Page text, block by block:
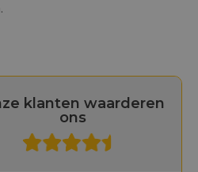
klanten waarderen
ons